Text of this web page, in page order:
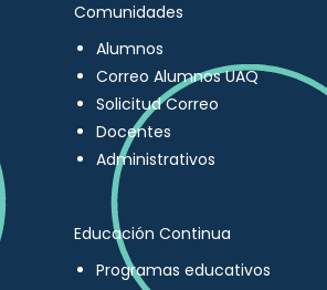
Comunidades
Alumnos
Correo Alumnos UAQ
Solicitud Correo
Docentes
Administrativos
Educación Continua
Programas educativos